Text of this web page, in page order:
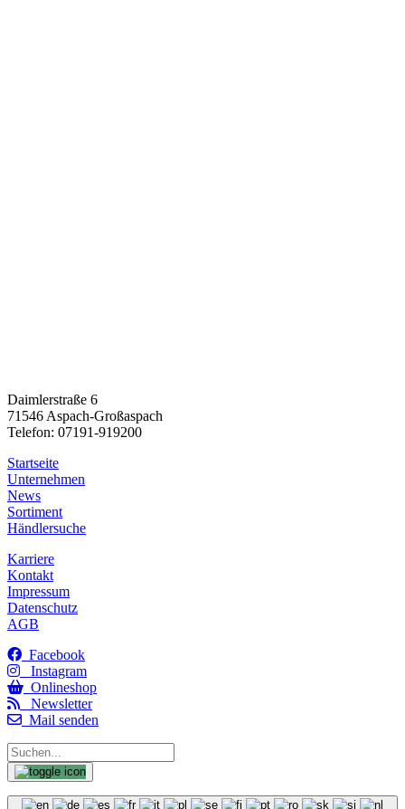
Daimlerstraße 6
71546 Aspach-Großaspach
Telefon: 07191-919200
Startseite
Unternehmen
News
Sortiment
Händlersuche
Karriere
Kontakt
Impressum
Datenschutz
AGB
Facebook
Instagram
Onlineshop
Newsletter
Mail senden